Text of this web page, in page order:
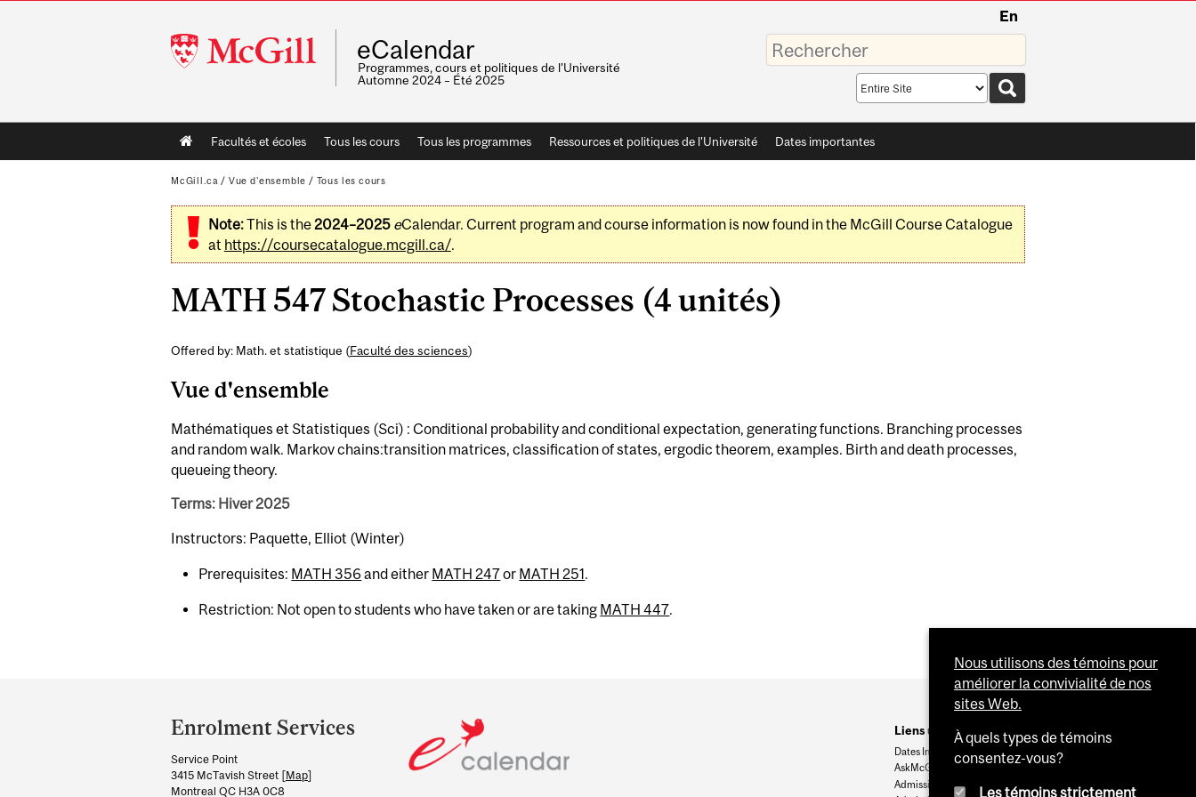
McGill
University
En
eCalendar
Programmes, cours et politiques de l'Université
Automne 2024 – Été 2025
Saisissez
vos
mots-
Search
scope
Main
navigation
Facultés et écoles Tous les cours Tous les programmes Ressources et politiques de l'Université Dates importantes
McGill.ca / Vue d'ensemble / Tous les cours
Note:This is the2024–2025 eCalendar. Current program and course information is now found in the McGill Course Catalogue
at https://coursecatalogue.mcgill.ca/.
MATH 547 Stochastic Processes (4 unités)
Offered by: Math. et statistique (Faculté des sciences)
Vue d'ensemble
Mathématiques et Statistiques (Sci) : Conditional probability and conditional expectation, generating functions. Branching processes
and random walk. Markov chains:transition matrices, classification of states, ergodic theorem, examples. Birth and death processes,
queueing theory.
Terms: Hiver 2025
Instructors: Paquette, Elliot (Winter)
Prerequisites: MATH 356and either MATH 247or MATH 251
Restriction: Not open to students who have taken or are taking MATH 447.
and
University
Information
Enrolment Services
Service Point
3415 McTavish Street [Map]
Montreal QC H3A 0C8
Liens utiles
Dates Importantes
AskMcGill
Admission au premier cycle
Nous utilisons des témoins pour
améliorer la convivialité de nos
sites Web.
À quels types de témoins
consentez-vous?
Les témoins strictement